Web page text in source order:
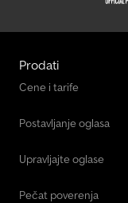
Prodati
Cene i tarife
Postavljanje oglasa
Upravljajte oglase
Pečat poverenja